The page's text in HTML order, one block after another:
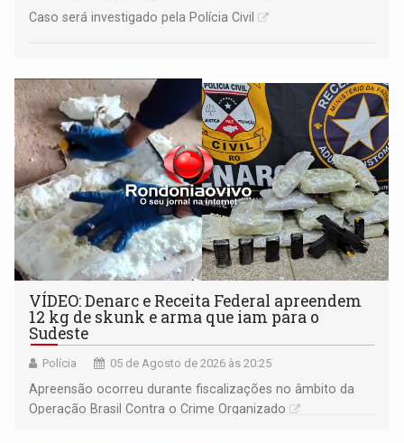
Caso será investigado pela Polícia Civil
VÍDEO: Denarc e Receita Federal apreendem
12 kg de skunk e arma que iam para o
Sudeste
Polícia 05 de Agosto de 2026 às 20:25
Apreensão ocorreu durante fiscalizações no âmbito da
Operação Brasil Contra o Crime Organizado